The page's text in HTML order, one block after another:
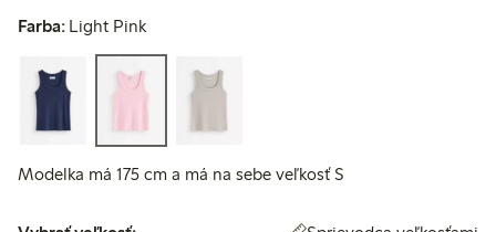
Farba: Light Pink
Modelka má 175 cm a má na sebe veľkosť S